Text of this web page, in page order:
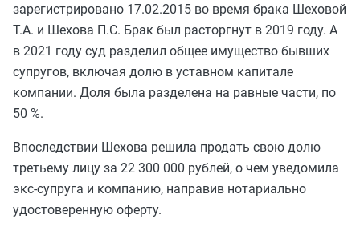
зарегистрировано 17.02.2015 во время брака Шеховой
Т.А. и Шехова П.С. Брак был расторгнут в 2019 году. А
в 2021 году суд разделил общее имущество бывших
супругов, включая долю в уставном капитале
компании. Доля была разделена на равные части, по
50 %.
Впоследствии Шехова решила продать свою долю
третьему лицу за 22 300 000 рублей, о чем уведомила
экс-супруга и компанию, направив нотариально
удостоверенную оферту.